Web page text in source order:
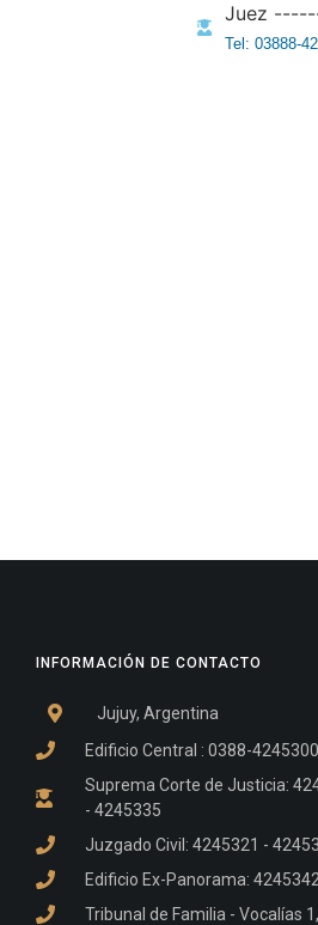
Juez
Tel: 03888-
INFORMACIÓN DE CONTACTO
Jujuy, Argentina
Edificio Central : 0388-4245300
Suprema Corte de Justicia:
- 4245335
Juzgado Civil: 4245321 -
Edificio Ex-Panorama: 4245342
Tribunal de Familia - Vocalías